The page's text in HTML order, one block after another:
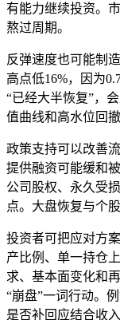
有能力继续投资。
熬过周期。
反弹速度也可能制
高点低16%，因为
“已经大半恢复”，
值曲线和高水位回
政策支持可以改善
提供融资可能缓和
公司股权、永久受
点。大盘恢复与个
投资者可把应对方
产比例、单一持仓
求、基本面变化和
“崩盘”一词行动。
是否补回应结合收